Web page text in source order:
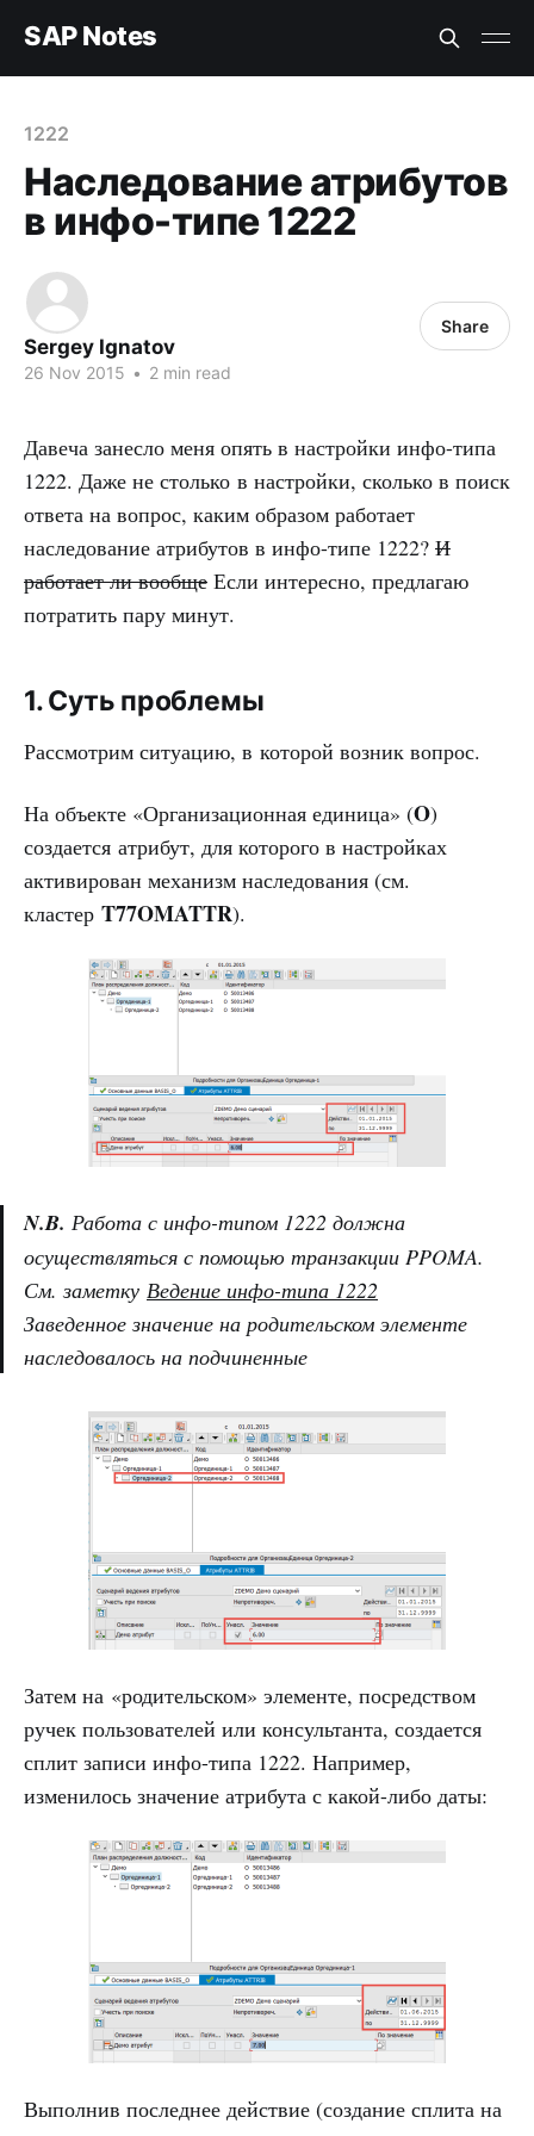
SAP Notes
1222
Наследование атрибутов
в инфо-типе 1222
Sergey Ignatov
26 Nov 2015 • 2 min read
Share
Давеча занесло меня опять в настройки инфо-типа
1222. Даже не столько в настройки, сколько в поиск
ответа на вопрос, каким образом работает
наследование атрибутов в инфо-типе 1222? И
работает ли вообще Если интересно, предлагаю
потратить пару минут.
1. Суть проблемы
Рассмотрим ситуацию, в которой возник вопрос.
На объекте «Организационная единица» (O)
создается атрибут, для которого в настройках
активирован механизм наследования (см.
кластер T77OMATTR).
N.B. Работа с инфо-типом 1222 должна
осуществляться с помощью транзакции PPOMA.
См. заметку Ведение инфо-типа 1222
Заведенное значение на родительском элементе
наследовалось на подчиненные
Затем на «родительском» элементе, посредством
ручек пользователей или консультанта, создается
сплит записи инфо-типа 1222. Например,
изменилось значение атрибута с какой-либо даты:
Выполнив последнее действие (создание сплита на